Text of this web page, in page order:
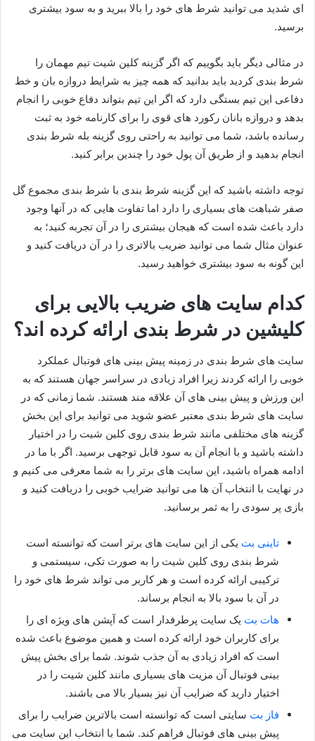
ای شدید می توانید شرط های خود را بالا ببرید و به سود بیشتری
برسید.
در مثالی دیگر باید بگوییم که اگر گزینه کلین شیت تیم مهمان را
شرط بندی کردید باید بدانید که همه چیز به شرایط دروازه بان و خط
دفاعی این تیم بستگی دارد که اگر این تیم بتواند دفاع خوبی را انجام
بدهد و دروازه بانان رکورد های قوی را برای کارنامه خود به ثبت
رسانده باشد، شما می توانید به راحتی روی گزینه بله شرط بندی
انجام بدهید و از طریق آن پول خود را چندین برابر کنید.
توجه داشته باشید که این گزینه شرط بندی با شرط بندی مجموع گل
صفر شباهت های بسیاری را دارد اما تفاوت هایی که در آنها وجود
دارد باعث شده است که هیجان بیشتری را در آن تجربه کنید؛ به
عنوان مثال شما می توانید ضریب بالاتری را در آن دریافت کنید و
این گونه به سود بیشتری خواهید رسید.
کدام سایت های ضریب بالایی برای
کلیشین در شرط بندی ارائه کرده اند؟
سایت های شرط بندی در زمینه پیش بینی های فوتبال عملکرد
خوبی را ارائه کردند زیرا افراد زیادی در سراسر جهان هستند که به
این ورزش و پیش‌ بینی‌ های آن علاقه مند هستند. شما زمانی که در
سایت های شرط بندی معتبر عضو شوید می توانید برای این بخش
گزینه های مختلفی مانند شرط بندی روی کلین شیت را در اختیار
داشته باشید و با انجام آن به سود قابل توجهی برسید. اگر با ما در
ادامه همراه باشید، این سایت های برتر را به شما معرفی می‌ کنیم و
در نهایت با انتخاب آن ها می‌ توانید ضرایب خوبی را دریافت کنید و
بازی پر سودی را به ثمر برسانید.
تاینی بت یکی از این سایت های برتر است که توانسته است
شرط بندی روی کلین شیت را به صورت تکی، سیستمی و
ترکیبی ارائه کرده است و هر کاربر می‌ تواند شرط های خود را
در آن با سود بالا به انجام برساند.
هات بت یک سایت پرطرفدار است که آپشن های ویژه ای را
برای کاربران خود ارائه کرده است و همین موضوع باعث شده
است که افراد زیادی به آن جذب شوند. شما برای بخش پیش
بینی فوتبال آن مزیت های بسیاری مانند کلین شیت را در
اختیار دارید که ضرایب آن نیز بسیار بالا می باشند.
فاز بت سایتی است که توانسته است بالاترین ضرایب را برای
پیش بینی های فوتبال فراهم کند. شما با انتخاب این سایت می